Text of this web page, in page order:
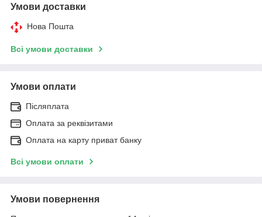
Умови доставки
Нова Пошта
Всі умови доставки
Умови оплати
Післяплата
Оплата за реквізитами
Оплата на карту приват банку
Всі умови оплати
Умови повернення